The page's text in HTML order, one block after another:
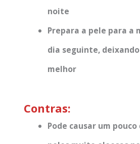
noite
Prepara a pele para a
dia seguinte,
melhor
Contras:
Pode causar um pouco